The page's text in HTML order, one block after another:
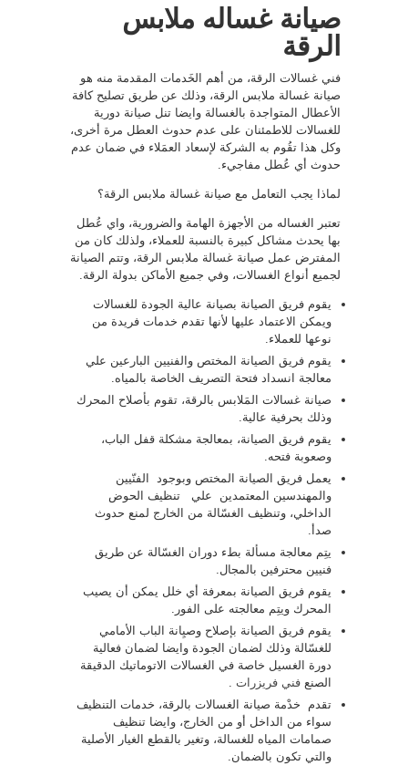
صيانة غساله ملابس
الرقة
فني غسالات الرقة، من أهم الخَدمات المقدمة منه هو
صيانة غسالة ملابس الرقة، وذلك عن طريق تصليح كافة
الأعطال المتواجدة بالغسالة وايضا تنل صيانة دورية
للغسالات للاطمئنان على عدم حدوث العطل مرة أخرى،
وكل هذا تقُوم به الشركة لإسعاد العمَلاء في ضمان عدم
حدوث أي عُطل مفاجيء.
لماذا يجب التعامل مع صيانة غسالة ملابس الرقة؟
تعتبر الغساله من الأجهزة الهامة والضرورية، واي عُطل
بها يحدث مشاكل كبيرة بالنسبة للعملاء، ولذلك كان من
المفترض عمل صيانة غسالة ملابس الرقة، وتتم الصيانة
لجميع أنواع الغسالات، وفي جميع الأماكن بدولة الرقة.
يقوم فريق الصيانة بصيانة عالية الجودة للغسالات
ويمكن الاعتماد عليها لأنها تقدم خدمات فريدة من
نوعها للعملاء.
يقوم فريق الصيانة المختص والفنيين البارعين علي
معالجة انسداد فتحة التصريف الخاصة بالمياه.
صيانة غسالات المَلابس بالرقة، تقوم بأصلاح المحرك
وذلك بحرفية عالية.
يقوم فريق الصيانة، بمعالجة مشكلة قفل الباب،
وصعوبة فتحه.
يعمل فريق الصيانة المختص وبوجود الفنّيين
والمهندسين المعتمدين علي تنظيف الحوض
الداخلي، وتنظيف الغسّالة من الخارج لمنع حدوث
صدأ.
يتِم معالجة مسألة بطء دوران الغسّالة عن طريق
فنيين محترفين بالمجال.
يقوم فريق الصيانة بمعرفة أي خلل يمكن أن يصيب
المحرك ويتِم معالجته على الفور.
يقوم فريق الصيانة بإصلاح وصيِانة الباب الأمامي
للغسّالة وذلك لضمان الجودة وايضا لضمان فعالية
دورة الغسيل خاصة في الغسالات الاتوماتيك الدقيقة
الصنع فني فريزرات
تقدم خدْمة صيانة الغسالات بالرقة، خدمات التنظيف
سواء من الداخل أو من الخارج، وايضا تنظيف
صمامات المياه للغسالة، وتغير بالقطع الغيار الأصلية
والتي تكون بالضمان.